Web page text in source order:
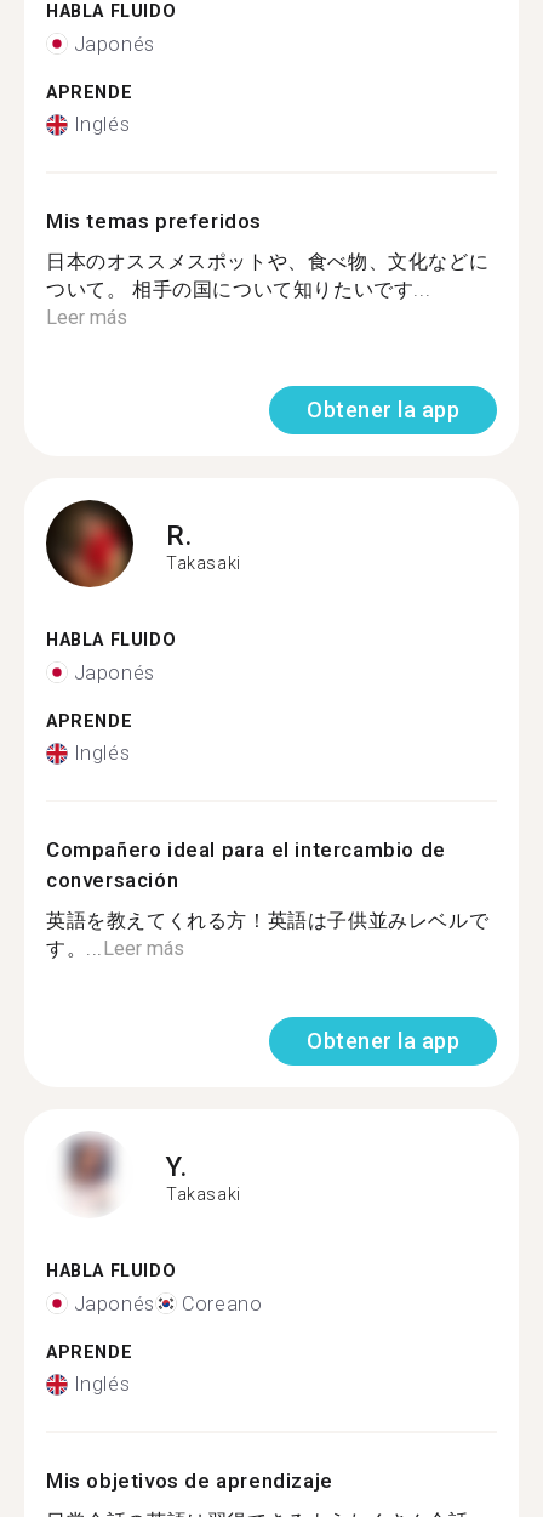
HABLA FLUIDO
Japonés
APRENDE
Inglés
Mis temas preferidos
日本のオススメスポットや、食べ物、文化などに
ついて。 相手の国について知りたいです...
Leer más
Obtener la app
R.
Takasaki
HABLA FLUIDO
Japonés
APRENDE
Inglés
Compañero ideal para el intercambio de
conversación
英語を教えてくれる方！英語は子供並みレベルで
す。...Leer más
Obtener la app
Y.
Takasaki
HABLA FLUIDO
Japonés Coreano
APRENDE
Inglés
Mis objetivos de aprendizaje